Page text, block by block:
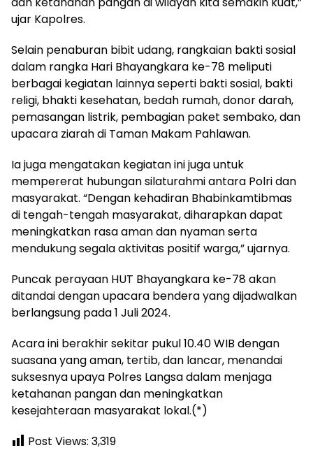
ujar Kapolres.
Selain penaburan bibit udang, rangkaian bakti sosial
dalam rangka Hari Bhayangkara ke-78 meliputi
berbagai kegiatan lainnya seperti bakti sosial, bakti
religi, bhakti kesehatan, bedah rumah, donor darah,
pemasangan listrik, pembagian paket sembako, dan
upacara ziarah di Taman Makam Pahlawan.
Ia juga mengatakan kegiatan ini juga untuk
mempererat hubungan silaturahmi antara Polri dan
masyarakat. “Dengan kehadiran Bhabinkamtibmas
di tengah-tengah masyarakat, diharapkan dapat
meningkatkan rasa aman dan nyaman serta
mendukung segala aktivitas positif warga,” ujarnya.
Puncak perayaan HUT Bhayangkara ke-78 akan
ditandai dengan upacara bendera yang dijadwalkan
berlangsung pada 1 Juli 2024.
Acara ini berakhir sekitar pukul 10.40 WIB dengan
suasana yang aman, tertib, dan lancar, menandai
suksesnya upaya Polres Langsa dalam menjaga
ketahanan pangan dan meningkatkan
kesejahteraan masyarakat lokal.(*)
Post Views: 3,319